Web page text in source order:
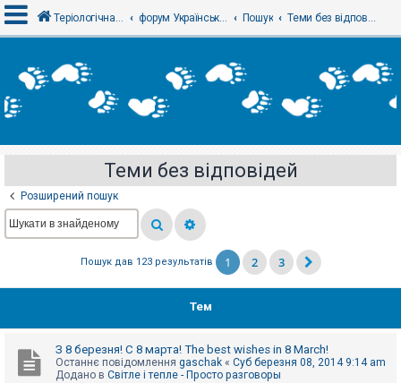
х
і
е
с
т
р
я
е
и
Теріологічна школа форум Українського теріологічного товариства Пошук Теми без відповідей
Теми без відповідей
Розширений пошук
Пошук дав 123 результатів 1 2 3
Тем
З 8 березня! С 8 марта! The best wishes in 8 March!
Останнє повідомлення gaschak « Суб березня 08, 2014 9:14 am
Додано в Світле і тепле - Просто разговоры